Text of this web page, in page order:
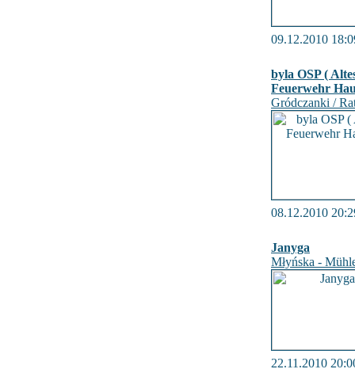
09.12.2010
byla OSP (
Feuerwehr
Gródczanki /
08.12.2010
Janyga
Młyńska -
22.11.2010